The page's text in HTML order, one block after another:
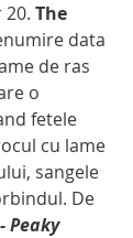
The
data
de ras
o
fetele
cu lame
sangele
De
Peaky